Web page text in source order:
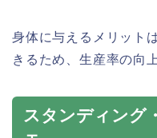
身体に与えるメリット
きるため、生産率の向
スタンディング